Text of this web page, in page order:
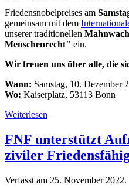
Friedensnobelpreises am
gemeinsam mit dem
unserer traditionellen
Menschenrecht" ein.
Wir freuen uns über alle, die
Wann: Samstag, 10. Dezember
Wo: Kaiserplatz, 53113 Bonn
Weiterlesen
FNF unterstützt
ziviler
Verfasst am 25. November 2022.